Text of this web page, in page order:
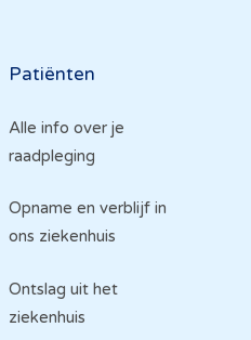
Patiënten
Alle info over je
raadpleging
Opname en verblijf in
ons ziekenhuis
Ontslag uit het
ziekenhuis